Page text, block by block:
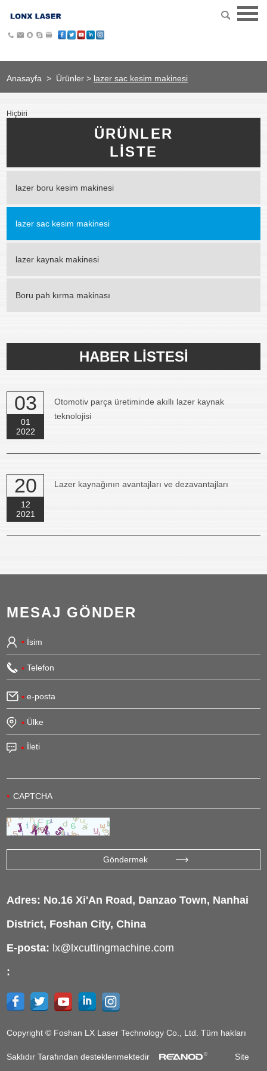
Anasayfa > Ürünler > lazer sac kesim makinesi
Hiçbiri
ÜRÜNLER
LISTE
lazer boru kesim makinesi
lazer sac kesim makinesi
lazer kaynak makinesi
Boru pah kırma makinası
HABER LISTESI
03
01
2022
Otomotiv parça üretiminde akıllı lazer kaynak
teknolojisi
20
12
2021
Lazer kaynağının avantajları ve dezavantajları
MESAJ GÖNDER
Adres: No.16 Xi'An Road, Danzao Town, Nanhai
District, Foshan City, China
E-posta: lx@lxcuttingmachine.com
:
Copyright © Foshan LX Laser Technology Co., Ltd. Tüm hakları
Saklıdır Tarafından desteklenmektedir Site